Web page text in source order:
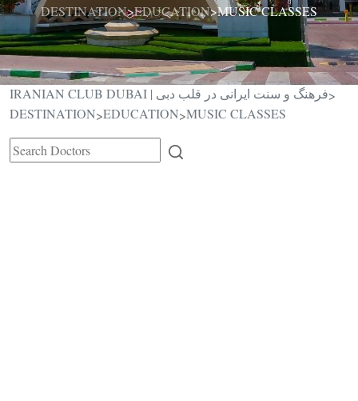
DESTINATION>EDUCATION>MUSIC CLASSES
IRANIAN CLUB DUBAI | فرهنگ و سنت ایرانی در قلب دبی>
DESTINATION>EDUCATION>MUSIC CLASSES